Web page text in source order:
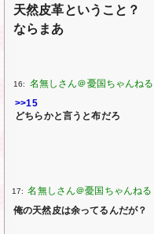
天然皮革ということ？
ならまあ
16:
>>15
どちらかと言うと布だろ
17:
俺の天然皮は余ってるんだが？